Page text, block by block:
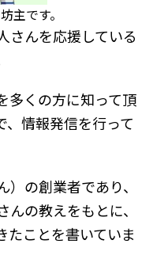
主です。
さんを応援している
多くの方に知って頂
、情報発信を行って
の創業者であり、
の教えをもとに、
たことを書いていま